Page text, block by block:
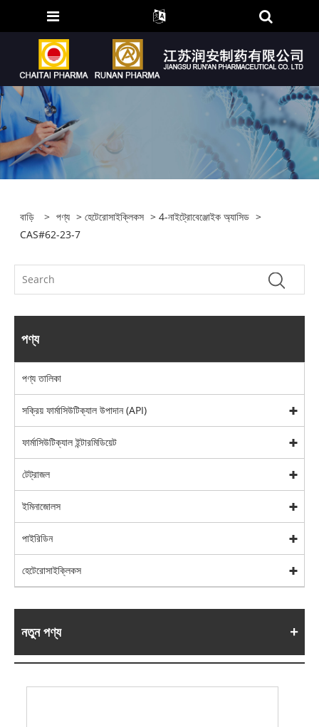
বাড়ি > পণ্য >হেটেরোসাইক্লিকস >4-নাইট্রোবেঞ্জোইক অ্যাসিড >
CAS#62-23-7
পণ্য
পণ্য তালিকা
সক্রিয় ফার্মাসিউটিক্যাল উপাদান (API)
ফার্মাসিউটিক্যাল ইন্টারমিডিয়েট
টেট্রাজল
ইমিনাজোলস
পাইরিডিন
হেটেরোসাইক্লিকস
নতুন পণ্য